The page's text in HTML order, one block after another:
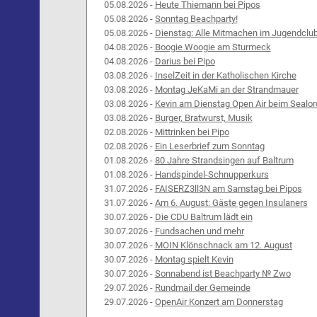
05.08.2026 - Heute Thiemann bei Pipos
05.08.2026 - Sonntag Beachparty!
05.08.2026 - Dienstag: Alle Mitmachen im
04.08.2026 - Boogie Woogie am Sturmeck
04.08.2026 - Darius bei Pipo
03.08.2026 - InselZeit in der Katholischen Kirche
03.08.2026 - Montag JeKaMi an der Strandmauer
03.08.2026 - Kevin am Dienstag Open Air beim
03.08.2026 - Burger, Bratwurst, Musik
02.08.2026 - Mittrinken bei Pipo
02.08.2026 - Ein Leserbrief zum Sonntag
01.08.2026 - 80 Jahre Strandsingen auf Baltrum
01.08.2026 - Handspindel-Schnupperkurs
31.07.2026 - FAISERZ3ll3N am Samstag bei Pipos
31.07.2026 - Am 6. August: Gäste gegen Insulaners
30.07.2026 - Die CDU Baltrum lädt ein
30.07.2026 - Fundsachen und mehr
30.07.2026 - MOIN Klönschnack am 12. August
30.07.2026 - Montag spielt Kevin
30.07.2026 - Sonnabend ist Beachparty № Zwo
29.07.2026 - Rundmail der Gemeinde
29.07.2026 - OpenAir Konzert am Donnerstag